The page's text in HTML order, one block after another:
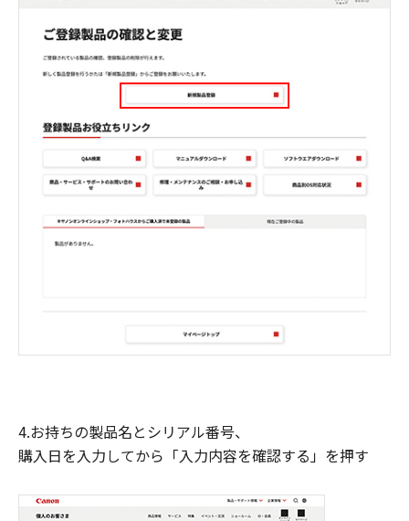
4.お持ちの製品名とシリアル番号、
購入日を入力してから「入力内容を確認する」を押す